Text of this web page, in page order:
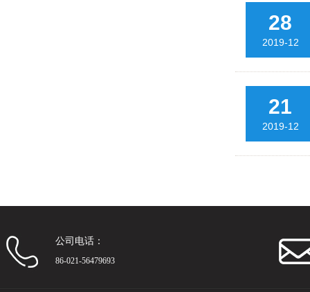
28
2019-12
21
2019-12
公司电话：
86-021-56479693